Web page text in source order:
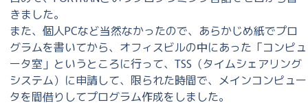
きました。
また、個人PCなど当然なかったので、あらかじめ紙でプロ
グラムを書いてから、オフィスビルの中にあった「コンピュ
ータ室」というところに行って、TSS（タイムシェアリング
システム）に申請して、限られた時間で、メインコンピュー
タを間借りしてプログラム作成をしました。